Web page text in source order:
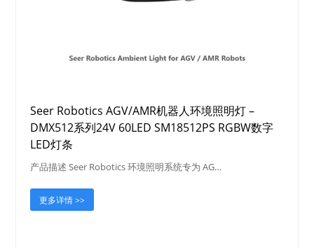
Seer Robotics AGV/AMR机器人环境照明灯 –
DMX512系列24V 60LED SM18512PS RGBW数字
LED灯条
产品描述 Seer Robotics 环境照明系统专为 AG…
更多详情 >>